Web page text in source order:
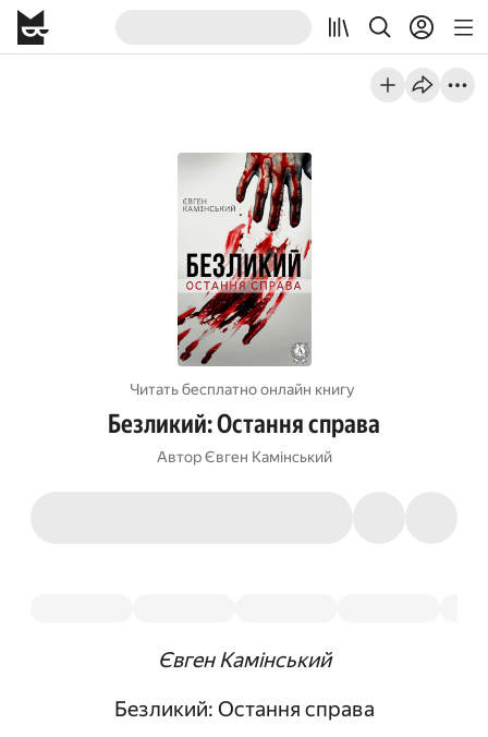
Читать бесплатно онлайн книгу
Безликий: Остання справа
Автор Євген Камінський
Євген Камінський
Безликий: Остання справа